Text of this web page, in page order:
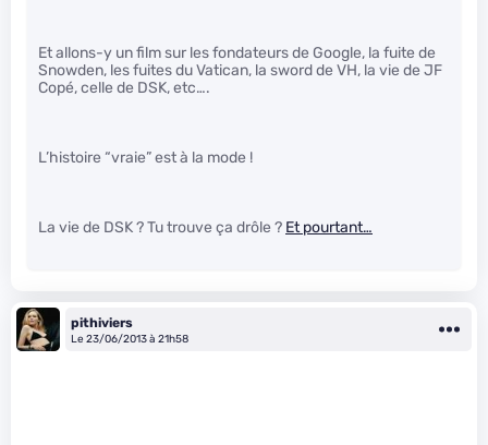
Et allons-y un film sur les fondateurs de Google, la fuite de
Snowden, les fuites du Vatican, la sword de VH, la vie de JF
Copé, celle de DSK, etc….
L’histoire “vraie” est à la mode !
La vie de DSK ? Tu trouve ça drôle ? Et pourtant…
pithiviers
Le 23/06/2013 à 21h58